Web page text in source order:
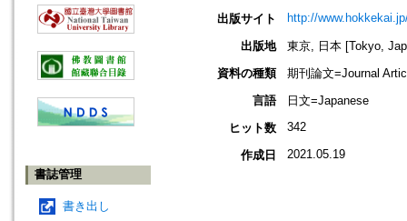
書誌管理
書き出し
出版サイト
http://
出版地
東京, 日本 [Tokyo,
資料の種類
期刊論文=Journal
言語
日文=Japanese
ヒット数
342
作成日 2021.05.19